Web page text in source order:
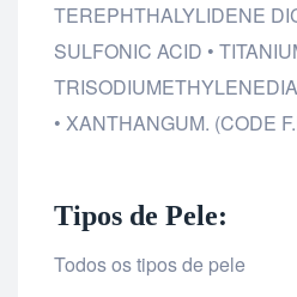
TEREPHTHALYLIDENE
SULFONIC ACID •
• XANTHANGUM. (CODE
Tipos de Pele:
Todos os tipos de pele